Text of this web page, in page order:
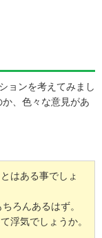
ョンを考えてみまし
、色々な意見があ
はある事でしょ
ろんあるはず。
浮気でしょうか。